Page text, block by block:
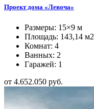
Проект дома «Левоча»
Размеры: 15×9 м
Площадь: 143,14 м2
Комнат: 4
Ванных: 2
Гаражей: 1
от 4.652.050 руб.